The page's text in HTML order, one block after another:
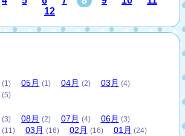
12
(1) 05月 (1) 04月 (2) 03 月 (4)
(5)
(3) 08月 (2) 07 月 (4) 06月 (3)
(11) 03 月 (16) 02 月 (16) 01 月 (24)